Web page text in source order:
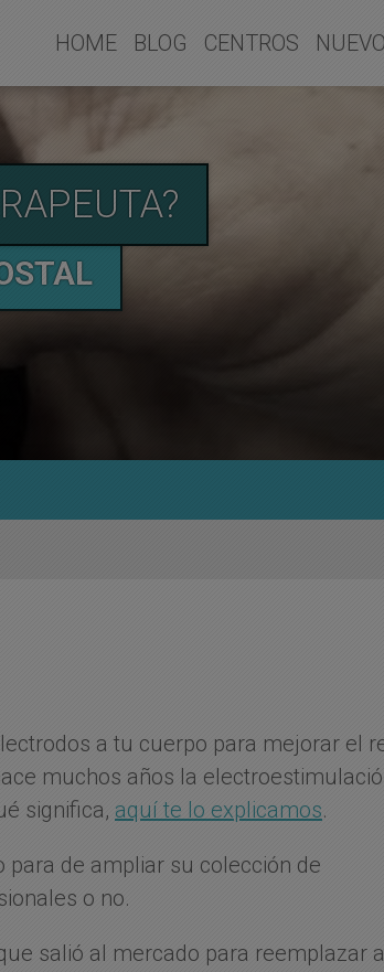
HOME BLOG CENTROS NUEVO
a tu cuerpo para mejorar el
muchos años la
significa, aquí te lo explicamos.
de ampliar su colección de
o no.
salió al mercado para reemplazar